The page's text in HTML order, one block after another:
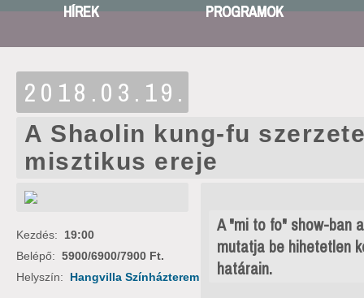
HÍREK PROGRAMOK
2018.03.19.
A Shaolin kung-fu
misztikus ereje
A "mi to fo" show-ban
mutatja be hihetetlen
határain.
Kezdés: 19:00
Belépő: 5900/6900/7900 Ft.
Helyszín:
Hangvilla Színházterem